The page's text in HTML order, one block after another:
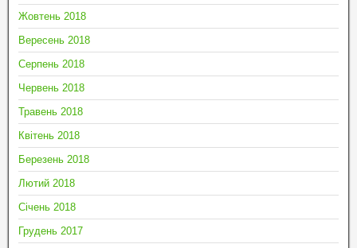
Жовтень 2018
Вересень 2018
Серпень 2018
Червень 2018
Травень 2018
Квітень 2018
Березень 2018
Лютий 2018
Січень 2018
Грудень 2017